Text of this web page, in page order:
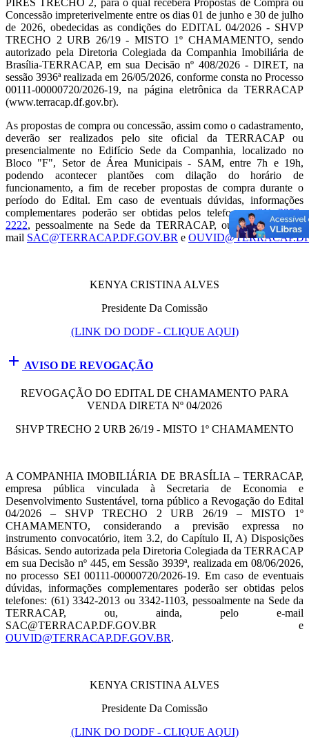
PIRES TRECHO 2, para o qual receberá Propostas de Compra ou
Concessão impreterivelmente entre os dias 01 de junho e 30 de julho
de 2026, obedecidas as condições do EDITAL 04/2026 - SHVP
TRECHO 2 URB 26/19 - MISTO 1º CHAMAMENTO, sendo
autorizado pela Diretoria Colegiada da Companhia Imobiliária de
Brasília-TERRACAP, em sua Decisão nº 408/2026 - DIRET, na
sessão 3936ª realizada em 26/05/2026, conforme consta no Processo
00111-00000720/2026-19, na página eletrônica da TERRACAP
(www.terracap.df.gov.br).
As propostas de compra ou concessão, assim como o cadastramento,
deverão ser realizados pelo site oficial da TERRACAP ou
presencialmente no Edifício Sede da Companhia, localizado no
Bloco "F", Setor de Área Municipais - SAM, entre 7h e 19h,
podendo acontecer plantões com dilação do horário de
funcionamento, a fim de receber propostas de compra durante o
período do Edital. Em caso de eventuais dúvidas, informações
complementares poderão ser obtidas pelos telefones:(61) 3350-
2222, pessoalmente na Sede da TERRACAP, ou, ainda, pelo e-
mail SAC@TERRACAP.DF.GOV.BR e
KENYA CRISTINA ALVES
Presidente Da Comissão
(LINK DO DODF - CLIQUE AQUI)
add AVISO DE REVOGAÇÃO
REVOGAÇÃO DO EDITAL DE CHAMAMENTO PARA
VENDA DIRETA Nº 04/2026
SHVP TRECHO 2 URB 26/19 - MISTO 1º CHAMAMENTO
A COMPANHIA IMOBILIÁRIA DE BRASÍLIA – TERRACAP,
empresa pública vinculada à Secretaria de Economia e
Desenvolvimento Sustentável, torna público a Revogação do Edital
04/2026 – SHVP TRECHO 2 URB 26/19 – MISTO 1º
CHAMAMENTO, considerando a previsão expressa no
instrumento convocatório, item 3.2, do Capítulo II, A) Disposições
Básicas. Sendo autorizada pela Diretoria Colegiada da TERRACAP
em sua Decisão nº 445, em Sessão 3939ª, realizada em 08/06/2026,
no processo SEI 00111-00000720/2026-19. Em caso de eventuais
dúvidas, informações complementares poderão ser obtidas pelos
telefones: (61) 3342-2013 ou 3342-1103, pessoalmente na Sede da
TERRACAP, ou, ainda, pelo e-mail
SAC@TERRACAP.DF.GOV.BR e
OUVID@TERRACAP.DF.GOV.BR.
KENYA CRISTINA ALVES
Presidente Da Comissão
(LINK DO DODF - CLIQUE AQUI)